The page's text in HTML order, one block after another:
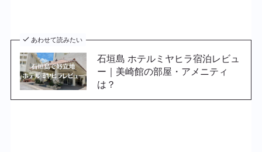
あわせて読みたい
石垣島 ホテルミヤヒラ宿泊レビュ
ー｜美崎館の部屋・アメニティ
は？